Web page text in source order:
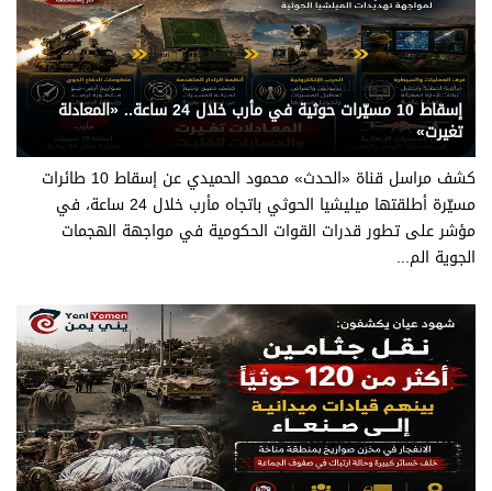
يني يمن - قناة الحدث
إسقاط 10 مسيّرات حوثية في مأرب خلال 24 ساعة.. «المعادلة
تغيرت»
كشف مراسل قناة «الحدث» محمود الحميدي عن إسقاط 10 طائرات
مسيّرة أطلقتها ميليشيا الحوثي باتجاه مأرب خلال 24 ساعة، في
مؤشر على تطور قدرات القوات الحكومية في مواجهة الهجمات
الجوية الم...